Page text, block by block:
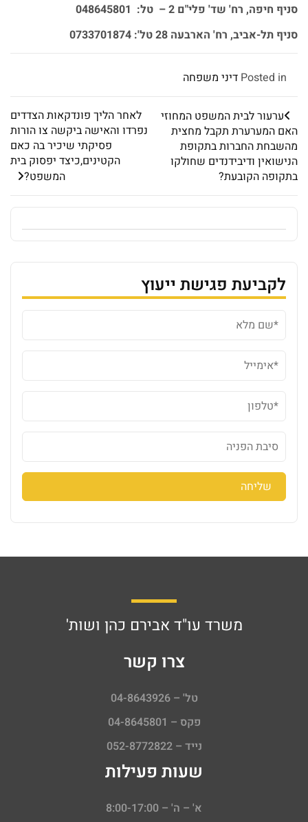
סניף חיפה, רח' שד' פלי"ם 2 – טל: 048645801
סניף תל-אביב, רח' הארבעה 28 טל': 0733701874
Posted in דיני משפחה
ערעור לבית המשפט המחוזי
האם המערערת תקבל מחצית
מהשבחת החברות בתקופת
הנישואין ודיבידנדים שחולקו
בתקופה הקובעת?
לאחר הליך פונדקאות הצדדים
נפרדו והאישה ביקשה צו הורות
פסיקתי שיכיר בה כאם
הקטינים,כיצד יפסוק בית
המשפט?
לקביעת פגישת ייעוץ
משרד עו"ד אבירם כהן ושות'
צרו קשר
טל' – 04-8643926
פקס – 04-8645801
נייד – 052-8772822
שעות פעילות
א' – ה' – 8:00-17:00